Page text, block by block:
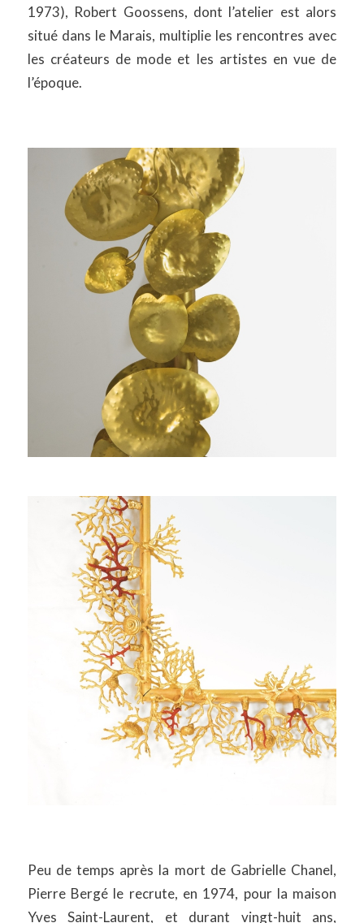
1973), Robert Goossens, dont l’atelier est alors
situé dans le Marais, multiplie les rencontres avec
les créateurs de mode et les artistes en vue de
l’époque.
Peu de temps après la mort de Gabrielle Chanel,
Pierre Bergé le recrute, en 1974, pour la maison
Yves Saint-Laurent, et durant vingt-huit ans,